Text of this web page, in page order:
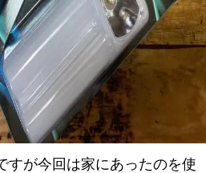
すが今回は家にあったのを使